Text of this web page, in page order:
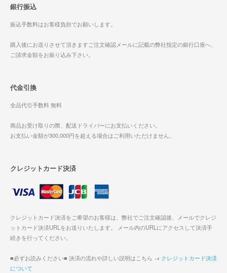
銀行振込
振込手数料はお客様負担でお願いします。
購入後にお送りさせて頂きますご注文確認メールに記載の弊社指定の銀行口座へ、
ご請求金額をお振り込み下さい。
代金引換
全品代引手数料 無料
商品お受け取りの際、配送ドライバーにお支払いください。
お支払い金額が300,000円を超える場合はご利用いただけません。
クレジットカード決済
クレジットカード決済をご希望のお客様は、弊社でご注文確認後、メールでクレジ
ットカード決済URLをお送りいたします。 メール内のURLにアクセスして決済手
続きを行ってください。
■必ずお読みください■ 決済の流れや詳しい説明はこちら → クレジットカード決済
について